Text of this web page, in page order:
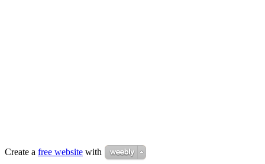
Create a free website with